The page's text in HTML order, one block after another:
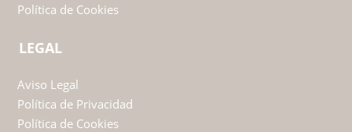
Política de Cookies
LEGAL
Aviso Legal
Política de Privacidad
Política de Cookies